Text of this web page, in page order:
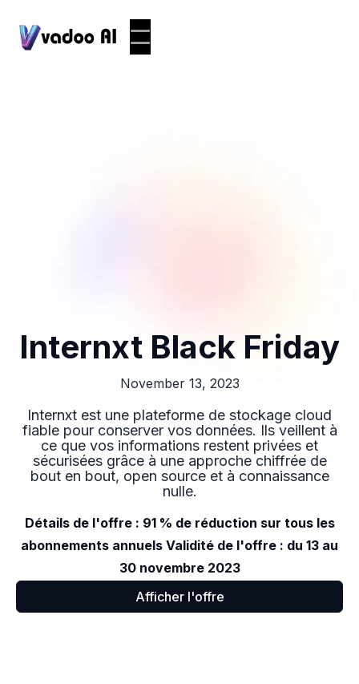
Internxt Black Friday
November 13, 2023
Internxt est une plateforme de stockage cloud
fiable pour conserver vos données. Ils veillent à
ce que vos informations restent privées et
sécurisées grâce à une approche chiffrée de
bout en bout, open source et à connaissance
nulle.
Détails de l'offre : 91 % de réduction sur tous les
abonnements annuels Validité de l'offre : du 13 au
30 novembre 2023
Afficher l'offre